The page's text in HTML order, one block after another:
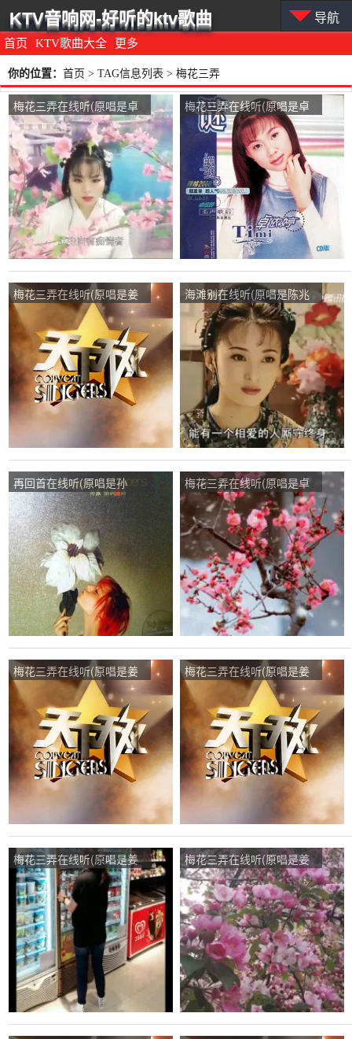
首页 KTV歌曲大全 更多
KTV音响网-好听的ktv歌曲 导航
你的位置： 首页 > TAG信息列表 > 梅花三弄
梅花三弄在线听(原唱是卓
依婷)，芳古装18加
V18620029816演唱点
播:1344次
梅花三弄在线听(原唱是卓
依婷)，123演唱点播:40次
梅花三弄在线听(原唱是姜
育恒)，一路上有你演唱点
播:56次
海滩别在线听(原唱是陈兆
舜/孙娟)，梅花三弄演唱点
播:108次
再回首在线听(原唱是孙
露)，梅花三弄演唱点播:73
次
梅花三弄在线听(原唱是卓
依婷)，爱唱演唱点播:81次
梅花三弄在线听(原唱是姜
育恒)，卡布奇诺演唱点
播:54次
梅花三弄在线听(原唱是姜
育恒)，清馨演唱点播:57次
梅花三弄在线听(原唱是姜
育恒)，來自銀河系美丽的
星球演唱点播:79次
梅花三弄在线听(原唱是姜
育恒)，今生缘来生聚演唱
点播:29次